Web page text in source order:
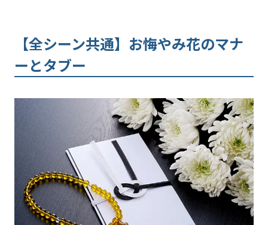
【全シーン共通】お悔やみ花のマナ
ーとタブー